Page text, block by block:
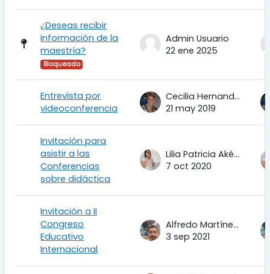
¿Deseas recibir
información de la
maestría?
Bloqueado
Admin Usuario
22 ene 2025
Entrevista por
videoconferencia
Cecilia Hernandez Garciadiego
21 may 2019
Invitación para
asistir a las
Conferencias
sobre didáctica
Lilia Patricia Aké Tec
7 oct 2020
Invitación a II
Congreso
Educativo
Internacional
Alfredo Martínez Uribe
3 sep 2021